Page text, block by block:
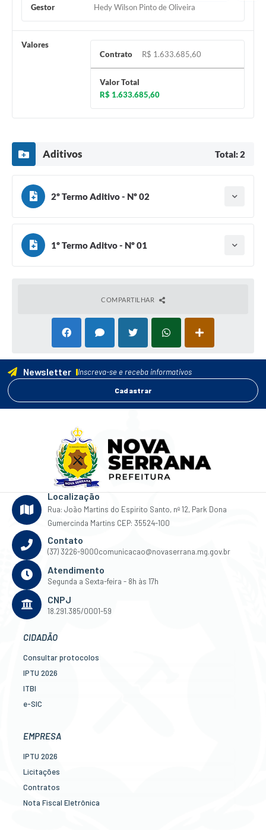
Gestor Hedy Wilson Pinto de Oliveira
Valores
Contrato
R$ 1.633.685,60
Valor Total
R$ 1.633.685,60
Aditivos Total: 2
2º Termo Aditivo - Nº 02
Tipo do termo: Termo Aditivo
Baixar
1º Termo Aditvo - Nº 01
Tipo do termo: Termo Aditivo
COMPARTILHAR
Newsletter Inscreva-se e receba informativos
Cadastrar
Localização
Rua: João Martins do Espirito Santo, nº 12, Park Dona
Gumercinda Martins CEP: 35524-100
Contato
(37) 3226-9000comunicacao@novaserrana.mg.gov.br
Atendimento
Segunda a Sexta-feira - 8h às 17h
CNPJ
18.291.385/0001-59
CIDADÃO
Consultar protocolos
IPTU 2026
ITBI
e-SIC
Legislação
EMPRESA
IPTU 2026
Licitações
Contratos
Nota Fiscal Eletrônica